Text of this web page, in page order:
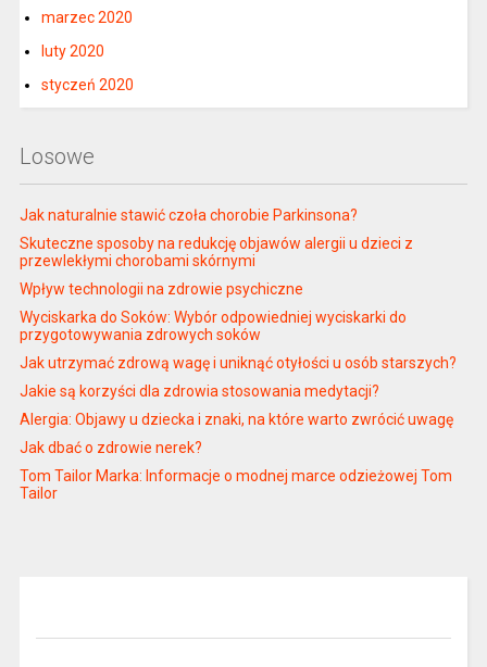
marzec 2020
luty 2020
styczeń 2020
Losowe
Jak naturalnie stawić czoła chorobie Parkinsona?
Skuteczne sposoby na redukcję objawów alergii u dzieci z
przewlekłymi chorobami skórnymi
Wpływ technologii na zdrowie psychiczne
Wyciskarka do Soków: Wybór odpowiedniej wyciskarki do
przygotowywania zdrowych soków
Jak utrzymać zdrową wagę i uniknąć otyłości u osób starszych?
Jakie są korzyści dla zdrowia stosowania medytacji?
Alergia: Objawy u dziecka i znaki, na które warto zwrócić uwagę
Jak dbać o zdrowie nerek?
Tom Tailor Marka: Informacje o modnej marce odzieżowej Tom
Tailor